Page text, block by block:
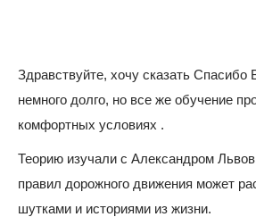
Здравствуйте, хочу сказать Спасибо
немного долго, но все же обучение
комфортных условиях .
Теорию изучали с Александром
правил дорожного движения может
шутками и историями из жизни.